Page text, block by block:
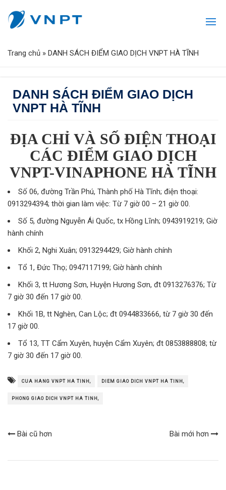
Trang chủ » DANH SÁCH ĐIỂM GIAO DỊCH VNPT HÀ TĨNH
DANH SÁCH ĐIỂM GIAO DỊCH
VNPT HÀ TĨNH
ĐỊA CHỈ VÀ SỐ ĐIỆN THOẠI
CÁC ĐIỂM GIAO DỊCH
VNPT-VINAPHONE HÀ TĨNH
Số 06, đường Trần Phú, Thành phố Hà Tĩnh; điện thoại:
0913294394; thời gian làm việc: Từ 7 giờ 00 – 21 giờ 00.
Số 5, đường Nguyễn Ái Quốc, tx Hồng Lĩnh; 0943919219; Giờ
hành chính
Khối 2, Nghi Xuân; 0913294429; Giờ hành chính
Tổ 1, Đức Thọ; 0947117199; Giờ hành chính
Khối 3, tt Hương Sơn, Huyện Hương Sơn, đt 0913276376; Từ
7 giờ 30 đến 17 giờ 00.
Khối 1B, tt Nghèn, Can Lộc; đt 0944833666, từ 7 giờ 30 đến
17 giờ 00.
Tổ 13, TT Cẩm Xuyên, huyện Cẩm Xuyên; đt 0853888808; từ
7 giờ 30 đến 17 giờ 00.
CUA HANG VNPT HA TINH, DIEM GIAO DICH VNPT HA TINH,
PHONG GIAO DICH VNPT HA TINH,
Bài cũ hơn Bài mới hơn